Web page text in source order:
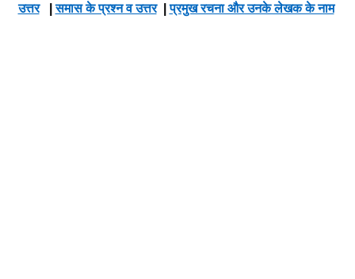
उत्तर|समास के प्रश्न व उत्तर|प्रमुख रचना और उनके लेखक के नाम